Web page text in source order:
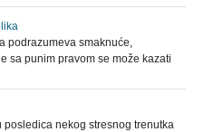
podrazumeva smaknuće,
sa punim pravom se može kazati
nekog stresnog trenutka